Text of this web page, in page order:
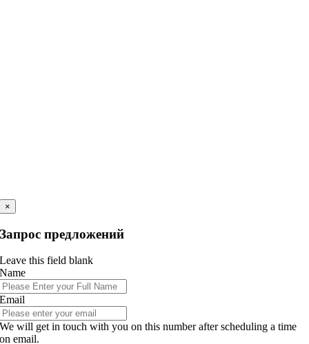
×
Запрос предложений
Leave this field blank
Name
Email
We will get in touch with you on this number after scheduling a time
on email.